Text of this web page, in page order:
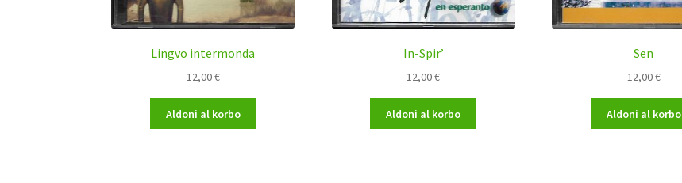
Lingvo intermonda
12,00€
Aldoni al korbo
In-Spir’
12,00€
Aldoni al korbo
Sen
12,00€
Aldoni al korbo